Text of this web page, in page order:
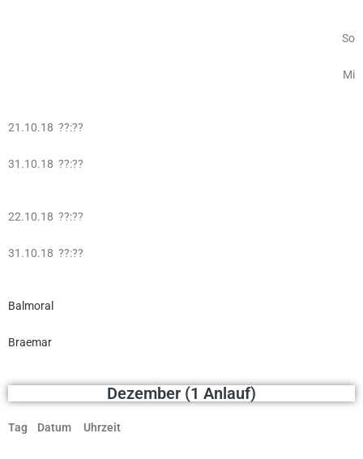
So
Mi
21.10.18 ??:??
31.10.18 ??:??
22.10.18 ??:??
31.10.18 ??:??
Balmoral
Braemar
Dezember (1 Anlauf)
Tag Datum Uhrzeit